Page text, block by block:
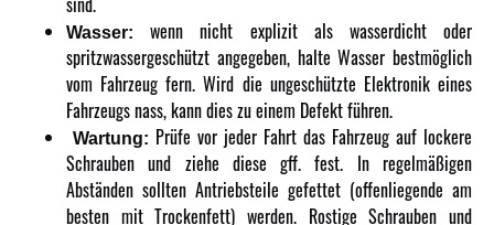
Wasser:
wenn nicht explizit als wasserdicht oder
spritzwassergeschützt angegeben, halte Wasser bestmöglich
vom Fahrzeug fern. Wird die ungeschützte Elektronik eines
Fahrzeugs nass, kann dies zu einem Defekt führen.
Wartung: Prüfe vor jeder Fahrt das Fahrzeug auf lockere
Schrauben und ziehe diese gff. fest. In regelmäßigen
Abständen sollten Antriebsteile gefettet (offenliegende am
besten mit Trockenfett) werden. Rostige Schrauben und